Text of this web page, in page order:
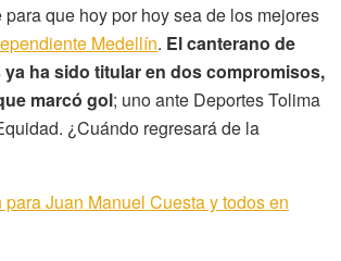
que hoy por hoy sea de los mejores
Medellín. El canterano de
ya ha sido titular en dos compromisos,
marcó gol; uno ante Deportes Tolima
¿Cuándo regresará de la
Juan Manuel Cuesta y todos en